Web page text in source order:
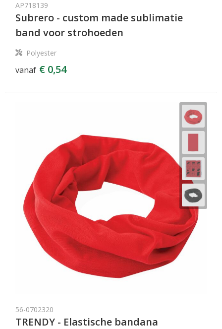
AP718139
Subrero - custom made sublimatie
band voor strohoeden
Polyester
vanaf € 0,54
56-0702320
TRENDY - Elastische bandana